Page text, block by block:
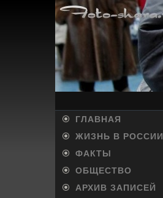
ГЛАВНАЯ
ЖИЗНЬ В РОССИИ
ФАКТЫ
ОБЩЕСТВО
АРХИВ ЗАПИСЕЙ